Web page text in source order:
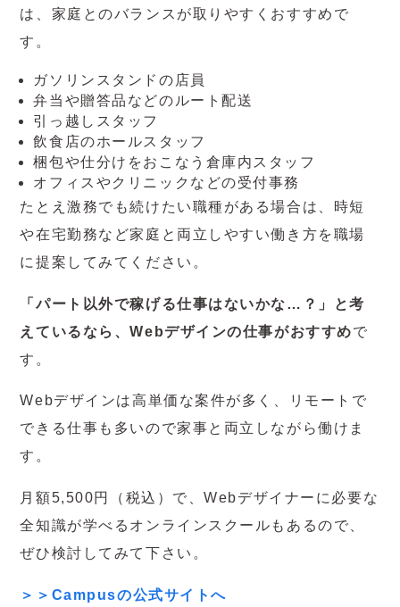
は、家庭とのバランスが取りやすくおすすめで
す。
ガソリンスタンドの店員
弁当や贈答品などのルート配送
引っ越しスタッフ
飲食店のホールスタッフ
梱包や仕分けをおこなう倉庫内スタッフ
オフィスやクリニックなどの受付事務
たとえ激務でも続けたい職種がある場合は、時短
や在宅勤務など家庭と両立しやすい働き方を職場
に提案してみてください。
「パート以外で稼げる仕事はないかな…？」と考
えているなら、Webデザインの仕事がおすすめで
す。
Webデザインは高単価な案件が多く、リモートで
できる仕事も多いので家事と両立しながら働けま
す。
月額5,500円（税込）で、Webデザイナーに必要な
全知識が学べるオンラインスクールもあるので、
ぜひ検討してみて下さい。
＞＞Campusの公式サイトへ